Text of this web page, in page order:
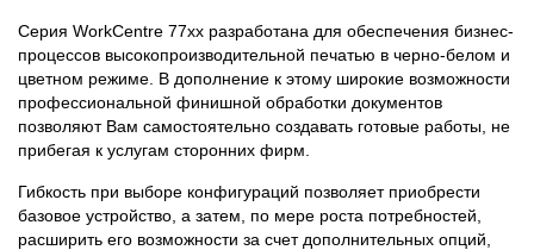
Серия WorkCentre 77xx разработана для обеспечения бизнес-
процессов высокопроизводительной печатью в черно-белом и
цветном режиме. В дополнение к этому широкие возможности
профессиональной финишной обработки документов
позволяют Вам самостоятельно создавать готовые работы, не
прибегая к услугам сторонних фирм.
Гибкость при выборе конфигураций позволяет приобрести
базовое устройство, а затем, по мере роста потребностей,
расширить его возможности за счет дополнительных опций,